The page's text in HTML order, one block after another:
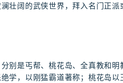
壮阔的武侠世界，拜入名门正
别是丐帮、桃花岛、全真教和
学，以刚猛霸道著称；桃花岛